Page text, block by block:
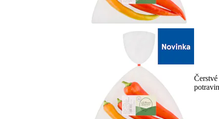
Čerstvé